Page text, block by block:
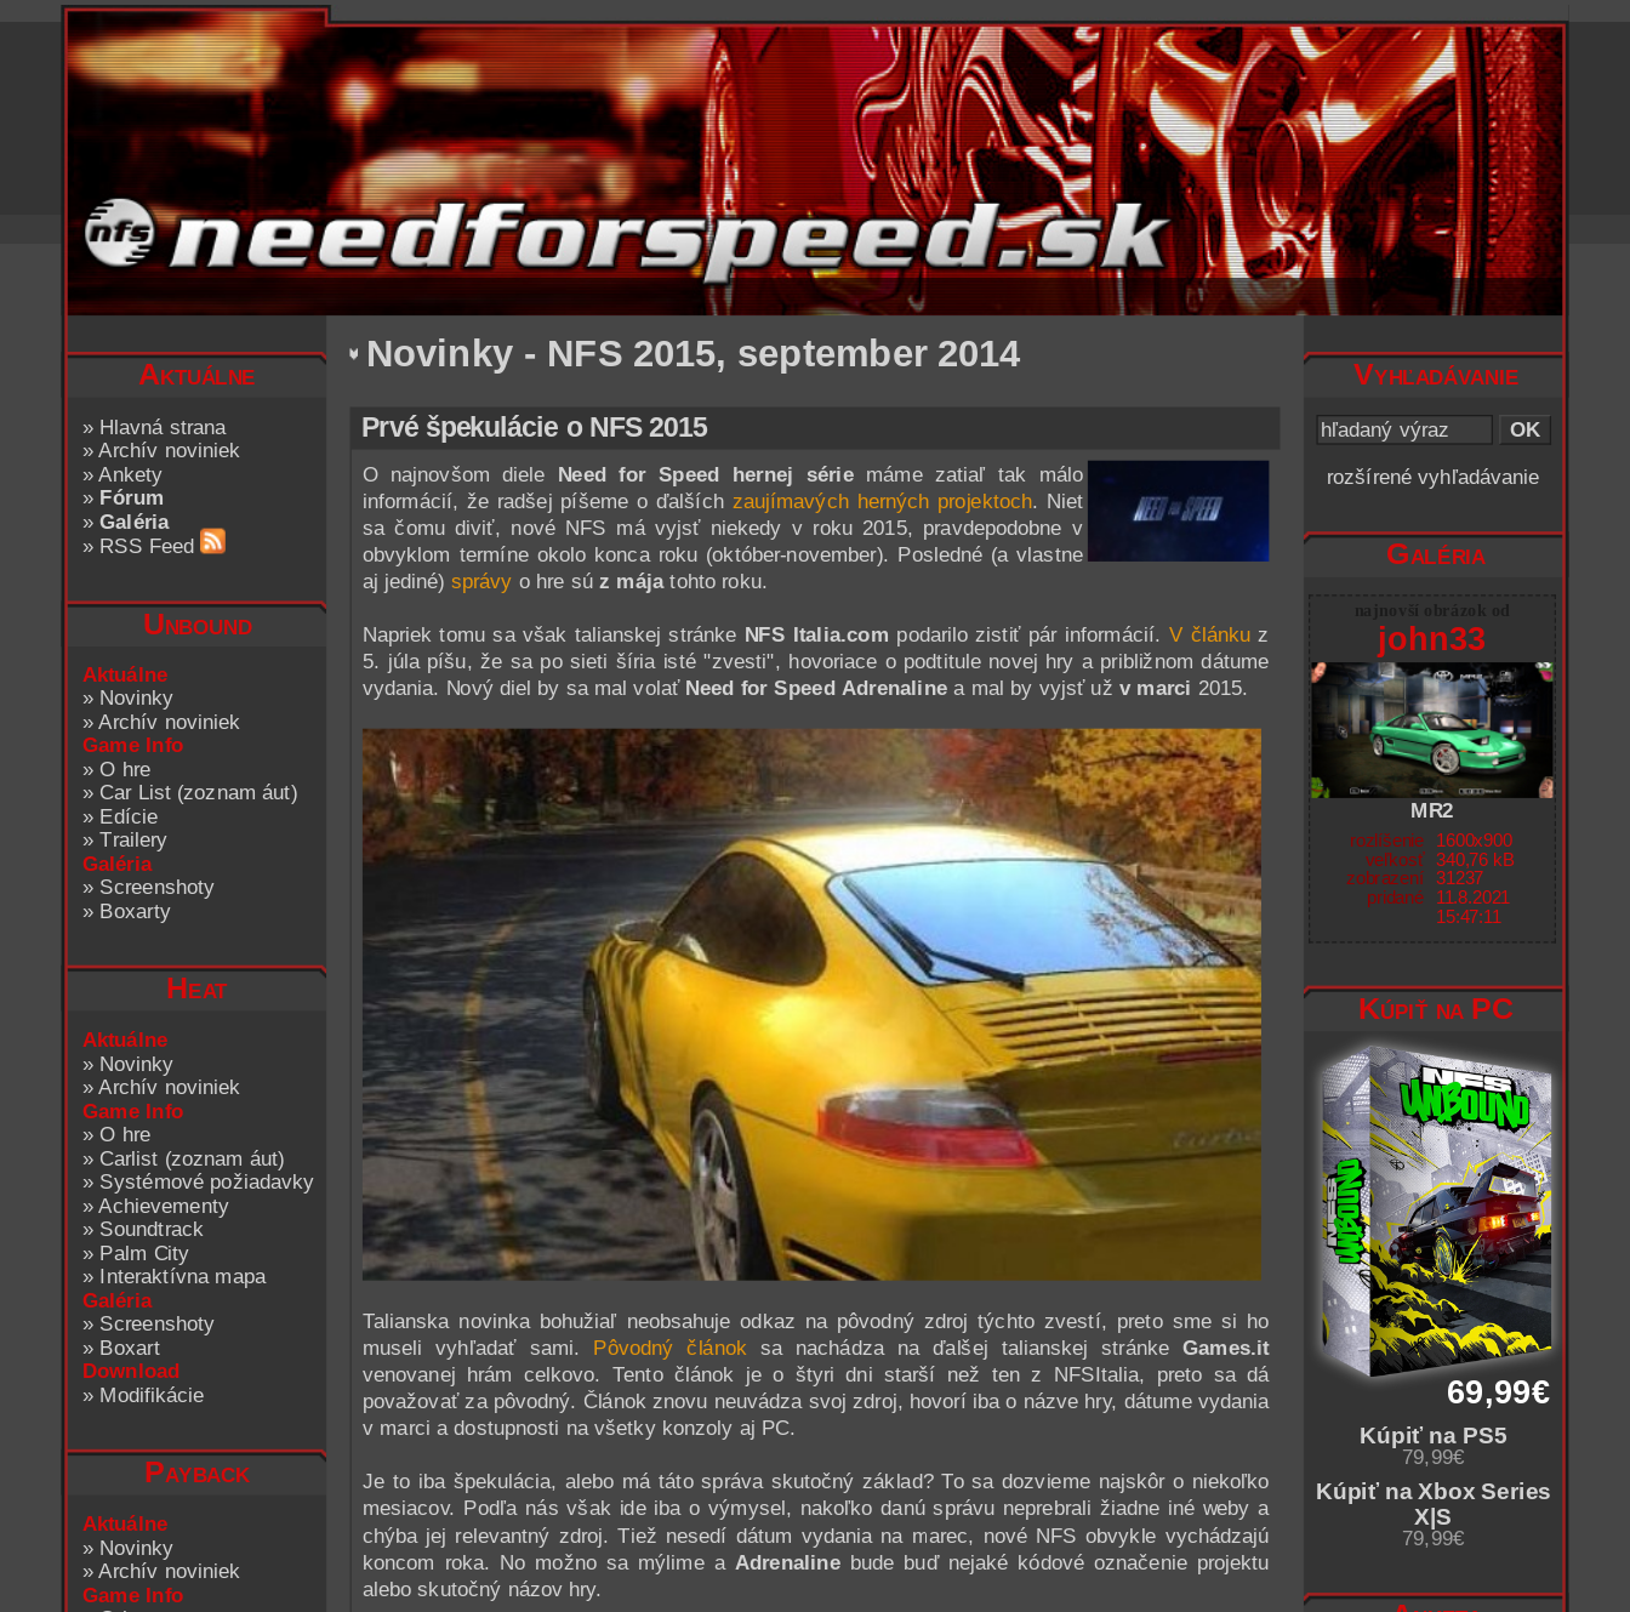
Aktuálne
» Hlavná strana
»Archív noviniek
»Ankety
» Fórum
»Galéria
» RSS Feed
Unbound
Aktuálne
» Novinky
»Archív noviniek
Game Info
»O hre
» Car List (zoznam áut)
» Edície
»Trailery
Galéria
» Screenshoty
» Boxarty
Heat
Aktuálne
» Novinky
»Archív noviniek
Game Info
»O hre
» Carlist (zoznam áut)
» Systémové požiadavky
»Achievementy
» Soundtrack
» Palm City
» Interaktívna mapa
Galéria
» Screenshoty
» Boxart
Download
» Modifikácie
Payback
Aktuálne
» Novinky
»Archív noviniek
Game Info
Vyhľadávanie
rozšírené vyhľadávanie
Galéria
john33
MR2
rozlíšenie
veľkosť
zobrazení
pridané
1600x900
340,76 kB
31237
11.8.2021
15:47:11
Kúpiť na PC
69,99€
Kúpiť na PS5
79,99€
Kúpiť na Xbox Series
X|S
79,99€
Novinky - NFS 2015, september 2014
Prvé špekulácie o NFS 2015
O najnovšom diele Need for Speed hernej sériemáme zatiaľ tak málo
informácií, že radšej píšeme o ďalších zaujímavých herných projektoch. Niet
sa čomu diviť, nové NFS má vyjsť niekedy v roku 2015, pravdepodobne v
obvyklom termíne okolo konca roku (október-november). Posledné (a vlastne
aj jediné) správy o hre sú z májatohto roku.
Napriek tomu sa však talianskej stránke NFS Italia.com podarilo zistiť pár informácií. V článku z
5. júla píšu, že sa po sieti šíria isté "zvesti", hovoriace o podtitule novej hry a približnom dátume
vydania. Nový diel by sa mal volať Need for Speed Adrenaline a mal by vyjsť už v marci 2015.
Talianska novinka bohužiaľ neobsahuje odkaz na pôvodný zdroj týchto zvestí, preto sme si ho
museli vyhľadať sami. Pôvodný článok sa nachádza na ďalšej talianskej stránke Games.it
venovanej hrám celkovo. Tento článok je o štyri dni starší než ten z NFSItalia, preto sa dá
považovať za pôvodný. Článok znovu neuvádza svoj zdroj, hovorí iba o názve hry, dátume vydania
v marci a dostupnosti na všetky konzoly aj PC.
Je to iba špekulácia, alebo má táto správa skutočný základ? To sa dozvieme najskôr o niekoľko
mesiacov. Podľa nás však ide iba o výmysel, nakoľko danú správu neprebrali žiadne iné weby a
chýba jej relevantný zdroj. Tiež nesedí dátum vydania na marec, nové NFS obvykle vychádzajú
koncom roka. No možno sa mýlime a Adrenalinebude buď nejaké kódové označenie projektu
alebo skutočný názov hry.